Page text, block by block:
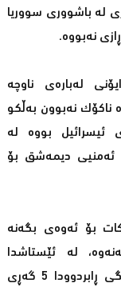
لە باشووری سووریا
نەبووە.
لەبارەی ناوچە
ناكۆك نەبوون بەڵكو
بووە لە
ئەمنیی دیمەشق بۆ
بۆ ئەوەی بگەنە
لە ئێستاشدا
لیژنەیەكی هاوبەشیان پێكهێناوە و لە 3 مانگی ڕابردوودا 5 گەڕی